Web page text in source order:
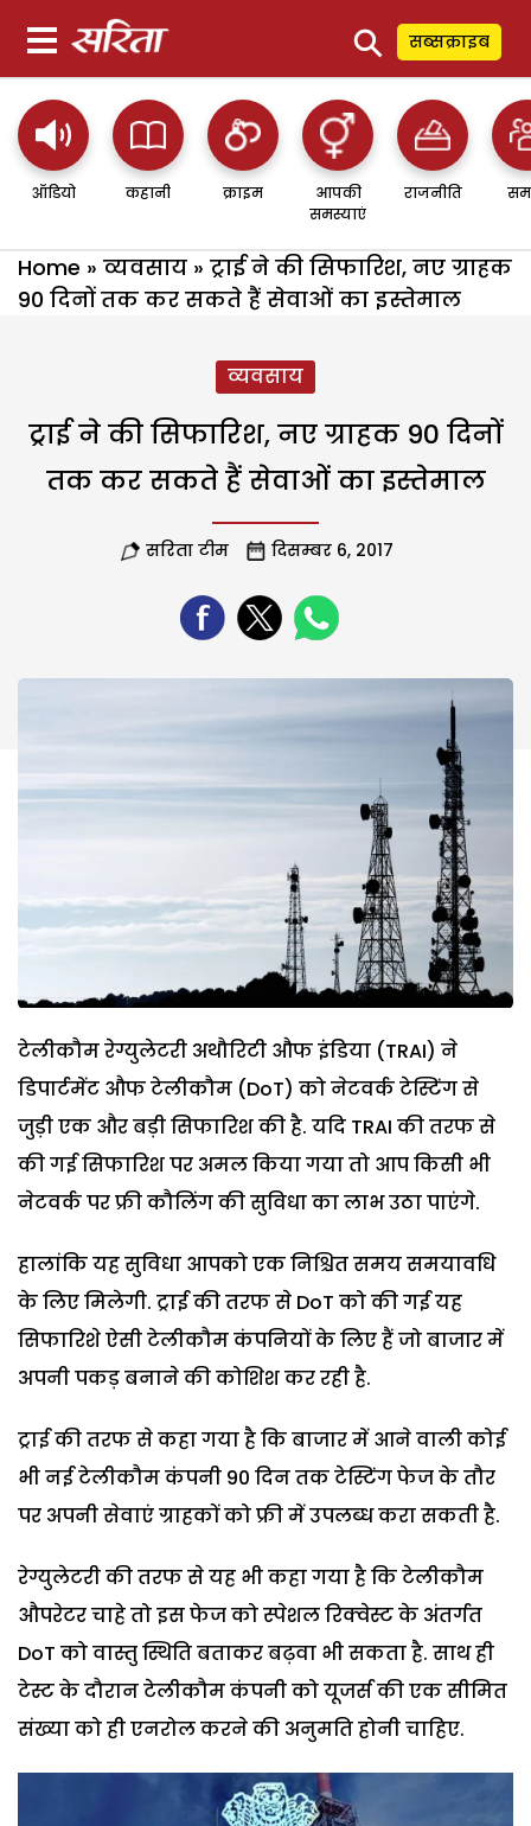
⚲ सब्सक्राइब
ऑडियो कहानी क्राइम
आपकी
समस्याएं
राजनीति
Home » व्यवसाय » ट्राई ने की सिफारिश, नए ग्राहक
90 दिनों तक कर सकते हैं सेवाओं का इस्तेमाल
व्यवसाय
ट्राई ने की सिफारिश, नए ग्राहक 90 दिनों
तक कर सकते हैं सेवाओं का इस्तेमाल
सरिता टीम दिसम्बर 6, 2017
टेलीकौम रेग्युलेटरी अथौरिटी औफ इंडिया (TRAI) ने
डिपार्टमेंट औफ टेलीकौम (DoT) को नेटवर्क टेस्टिंग से
जुड़ी एक और बड़ी सिफारिश की है. यदि TRAI की तरफ से
की गई सिफारिश पर अमल किया गया तो आप किसी भी
नेटवर्क पर फ्री कौलिंग की सुविधा का लाभ उठा पाएंगे.
हालांकि यह सुविधा आपको एक निश्चित समय समयावधि
के लिए मिलेगी. ट्राई की तरफ से DoT को की गई यह
सिफारिशे ऐसी टेलीकौम कंपनियों के लिए हैं जो बाजार में
अपनी पकड़ बनाने की कोशिश कर रही है.
ट्राई की तरफ से कहा गया है कि बाजार में आने वाली कोई
भी नई टेलीकौम कंपनी 90 दिन तक टेस्टिंग फेज के तौर
पर अपनी सेवाएं ग्राहकों को फ्री में उपलब्ध करा सकती है.
रेग्युलेटरी की तरफ से यह भी कहा गया है कि टेलीकौम
औपरेटर चाहे तो इस फेज को स्पेशल रिक्वेस्ट के अंतर्गत
DoT को वास्तु स्थिति बताकर बढ़वा भी सकता है. साथ ही
टेस्ट के दौरान टेलीकौम कंपनी को यूजर्स की एक सीमित
संख्या को ही एनरोल करने की अनुमति होनी चाहिए.